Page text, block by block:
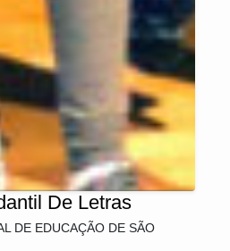
De Letras
DE EDUCAÇÃO DE SÃO